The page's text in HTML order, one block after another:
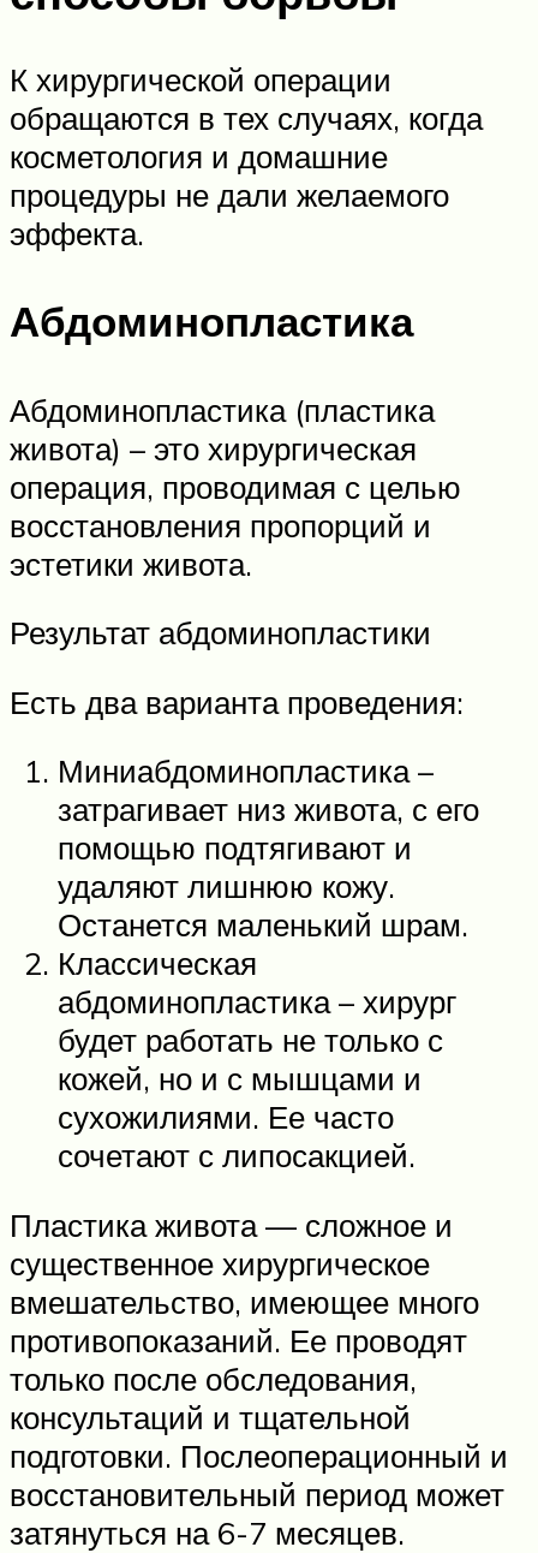
К хирургической операции
обращаются в тех случаях, когда
косметология и домашние
процедуры не дали желаемого
эффекта.
Абдоминопластика
Абдоминопластика (пластика
живота) – это хирургическая
операция, проводимая с целью
восстановления пропорций и
эстетики живота.
Результат абдоминопластики
Есть два варианта проведения:
Миниабдоминопластика –
затрагивает низ живота, с его
помощью подтягивают и
удаляют лишнюю кожу.
Останется маленький шрам.
Классическая
абдоминопластика – хирург
будет работать не только с
кожей, но и с мышцами и
сухожилиями. Ее часто
сочетают с липосакцией.
Пластика живота — сложное и
существенное хирургическое
вмешательство, имеющее много
противопоказаний. Ее проводят
только после обследования,
консультаций и тщательной
подготовки. Послеоперационный и
восстановительный период может
затянуться на 6-7 месяцев.